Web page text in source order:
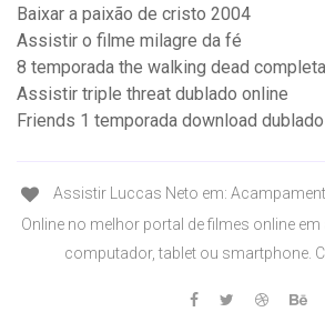
Baixar a paixão de cristo 2004
Assistir o filme milagre da fé
8 temporada the walking dead completa
Assistir triple threat dublado online
Friends 1 temporada download dublado
Assistir Luccas Neto em:
Online no melhor portal de filmes online
computador, tablet ou smartphone.